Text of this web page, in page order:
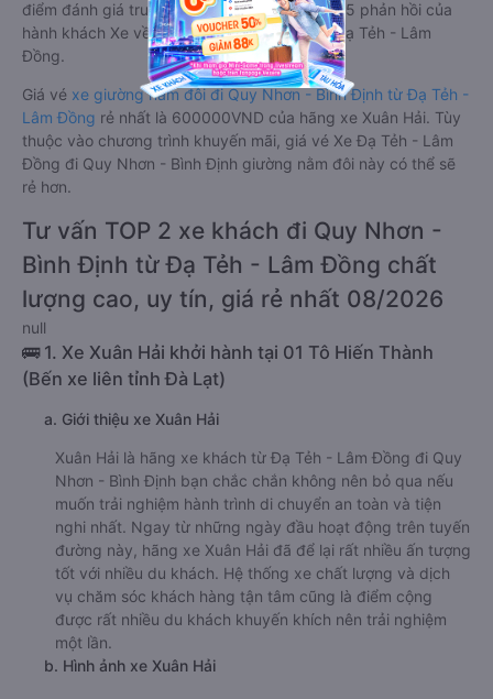
điểm đánh giá trung bình từ 4.5/5 dựa trên 25 phản hồi của
hành khách Xe về Quy Nhơn - Bình Định từ Đạ Tẻh - Lâm
Đồng.
Giá vé xe giường nằm đôi đi Quy Nhơn - Bình Định từ Đạ Tẻh -
Lâm Đồng rẻ nhất là 600000VND của hãng xe Xuân Hải. Tùy
thuộc vào chương trình khuyến mãi, giá vé Xe Đạ Tẻh - Lâm
Đồng đi Quy Nhơn - Bình Định giường nằm đôi này có thể sẽ
rẻ hơn.
Tư vấn TOP 2 xe khách đi Quy Nhơn -
Bình Định từ Đạ Tẻh - Lâm Đồng chất
lượng cao, uy tín, giá rẻ nhất 08/2026
null
🚌 1. Xe Xuân Hải khởi hành tại 01 Tô Hiến Thành
(Bến xe liên tỉnh Đà Lạt)
a. Giới thiệu xe Xuân Hải
Xuân Hải là hãng xe khách từ Đạ Tẻh - Lâm Đồng đi Quy
Nhơn - Bình Định bạn chắc chắn không nên bỏ qua nếu
muốn trải nghiệm hành trình di chuyển an toàn và tiện
nghi nhất. Ngay từ những ngày đầu hoạt động trên tuyến
đường này, hãng xe Xuân Hải đã để lại rất nhiều ấn tượng
tốt với nhiều du khách. Hệ thống xe chất lượng và dịch
vụ chăm sóc khách hàng tận tâm cũng là điểm cộng
được rất nhiều du khách khuyến khích nên trải nghiệm
một lần.
b. Hình ảnh xe Xuân Hải